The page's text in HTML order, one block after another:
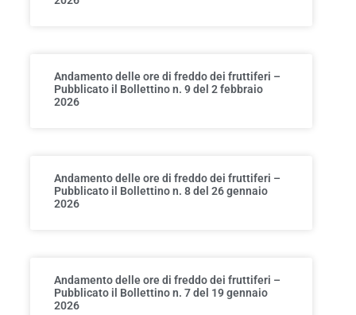
Andamento delle ore di freddo dei fruttiferi –
Pubblicato il Bollettino n. 9 del 2 febbraio
2026
Andamento delle ore di freddo dei fruttiferi –
Pubblicato il Bollettino n. 8 del 26 gennaio
2026
Andamento delle ore di freddo dei fruttiferi –
Pubblicato il Bollettino n. 7 del 19 gennaio
2026